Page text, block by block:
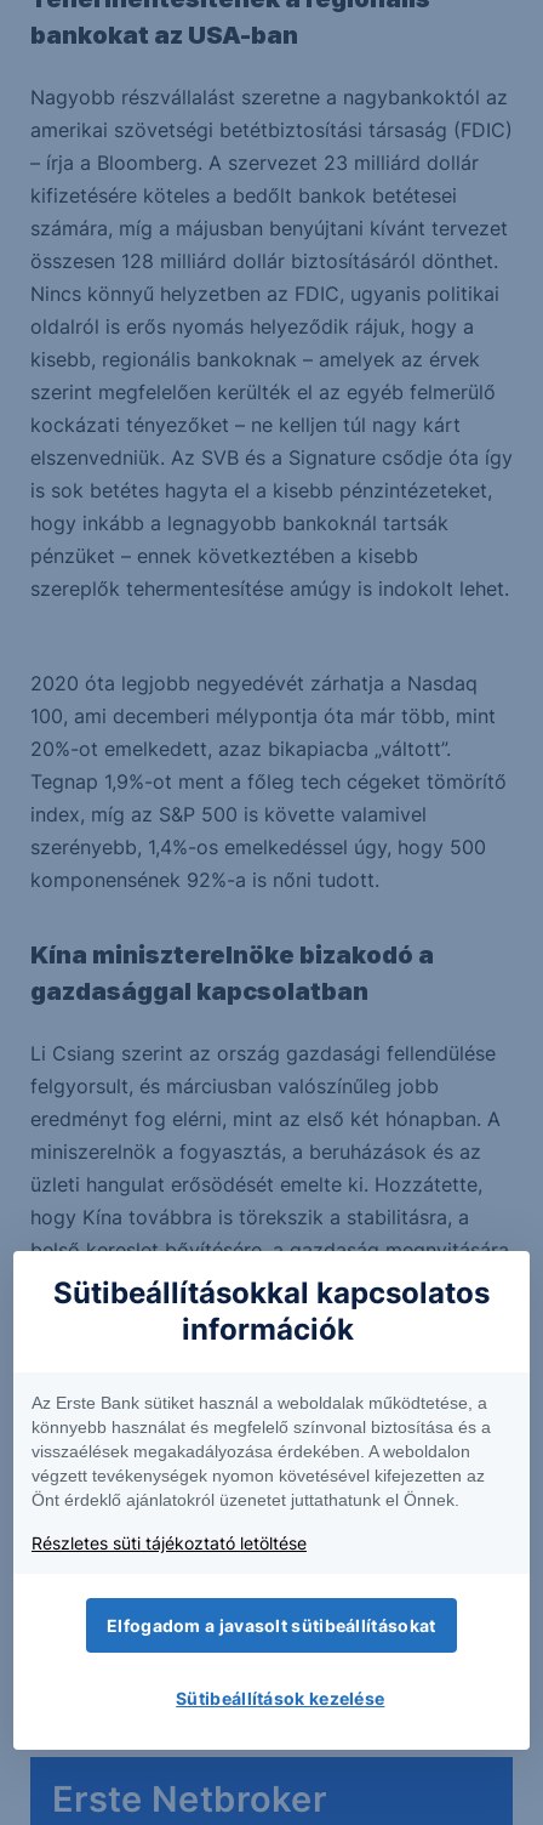
bankokat az USA-ban
Nagyobb részvállalást szeretne a nagybankoktól az
amerikai szövetségi betétbiztosítási társaság (FDIC)
– írja a Bloomberg. A szervezet 23 milliárd dollár
kifizetésére köteles a bedőlt bankok betétesei
számára, míg a májusban benyújtani kívánt tervezet
összesen 128 milliárd dollár biztosításáról dönthet.
Nincs könnyű helyzetben az FDIC, ugyanis politikai
oldalról is erős nyomás helyeződik rájuk, hogy a
kisebb, regionális bankoknak – amelyek az érvek
szerint megfelelően kerülték el az egyéb felmerülő
kockázati tényezőket – ne kelljen túl nagy kárt
elszenvedniük. Az SVB és a Signature csődje óta így
is sok betétes hagyta el a kisebb pénzintézeteket,
hogy inkább a legnagyobb bankoknál tartsák
pénzüket – ennek következtében a kisebb
szereplők tehermentesítése amúgy is indokolt lehet.
2020 óta legjobb negyedévét zárhatja a Nasdaq
100, ami decemberi mélypontja óta már több, mint
20%-ot emelkedett, azaz bikapiacba „váltott”.
Tegnap 1,9%-ot ment a főleg tech cégeket tömörítő
index, míg az S&P 500 is követte valamivel
szerényebb, 1,4%-os emelkedéssel úgy, hogy 500
komponensének 92%-a is nőni tudott.
Kína miniszterelnöke bizakodó a
gazdasággal kapcsolatban
Li Csiang szerint az ország gazdasági fellendülése
felgyorsult, és márciusban valószínűleg jobb
eredményt fog elérni, mint az első két hónapban. A
miniszerelnök a fogyasztás, a beruházások és az
üzleti hangulat erősödését emelte ki. Hozzátette,
hogy Kína továbbra is törekszik a stabilitásra, a
belső kereslet bővítésére, a gazdaság megnyitására
és a pénzügyi szektor védelmére.
fellendítését célzó törvényjavaslatot. A jogszabály a
jelenlegi 8%-ról 15%-ra emelné az adókedvezményt
a gyártóüzemekbe beruházó nagyvállalatok
számára. A kisebb cégek esetében a kedvezmény
mértéke 16%-ról 25%-ra emelkedne.
Határidős piacok
határidős indexek is
Erste Netbroker
Sütibeállításokkal kapcsolatos
információk
Az Erste Bank sütiket használ a weboldalak működtetése, a
könnyebb használat és megfelelő színvonal biztosítása és a
visszaélések megakadályozása érdekében. A weboldalon
végzett tevékenységek nyomon követésével kifejezetten az
Önt érdeklő ajánlatokról üzenetet juttathatunk el Önnek.
Részletes süti tájékoztató letöltése
Elfogadom a javasolt sütibeállításokat
Sütibeállítások kezelése